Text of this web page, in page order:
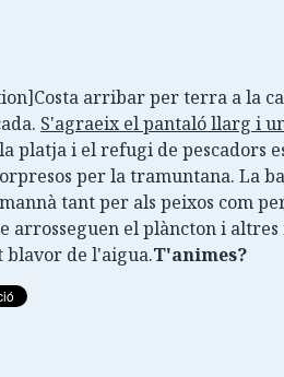
arribar per terra a la
S'agraeix el pantaló llarg i
platja i el refugi de pescadors
per la tramuntana. La
tant per als peixos com
arrosseguen el plàncton i
de l'aigua.T'animes?